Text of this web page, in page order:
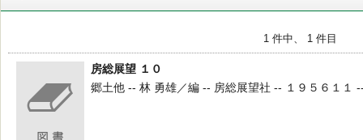
1 件中、 1 件目
房総展望 １０
郷土他 -- 林 勇雄／編 -- 房総展望社 -- １９５６１１